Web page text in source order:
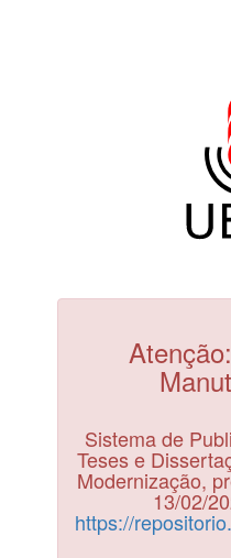
Sistema de
Teses e
Modernização,
13/02/
https://